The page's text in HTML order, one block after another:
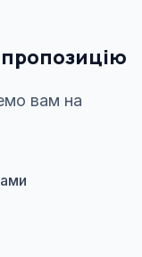
вам на